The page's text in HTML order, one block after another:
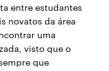
entre estudantes
novatos da área
uma
visto que o
que